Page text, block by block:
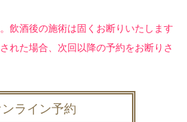
飲酒後の施術は固くお断りいたします
れた場合、次回以降の予約をお断りさ
ンライン予約